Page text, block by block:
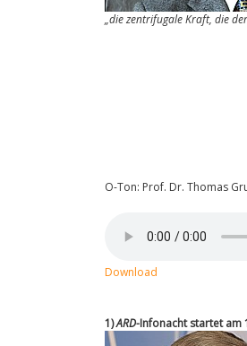
„die zentrifugale Kraft, die
O-Ton: Prof. Dr. Thomas
Download
1)ARD-Infonacht startet am